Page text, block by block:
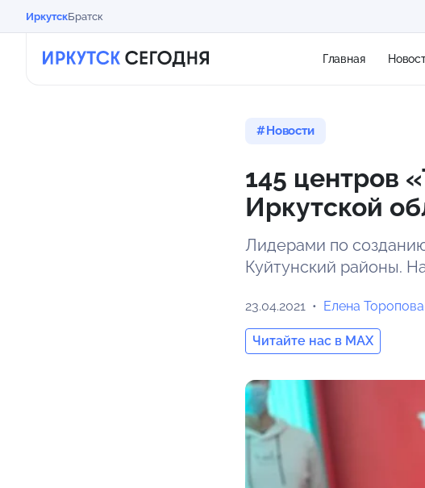
ИркутскБратск
Главная
Новости
145 центров
Иркутской
Лидерами по
Куйтунский районы.
23.04.2021 Елена Торопова
Читайте нас в MAX